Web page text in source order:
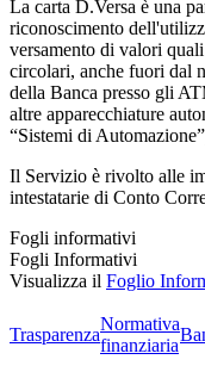
La carta D.Versa è una
riconoscimento
versamento di valori
circolari, anche fuori dal
della Banca presso gli
altre apparecchiature
“Sistemi di
Il Servizio è rivolto alle
intestatarie di Conto
Fogli informativi
Fogli Informativi
Visualizza il Foglio
Trasparenza
Normativa
finanziaria